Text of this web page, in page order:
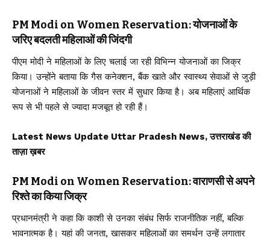
PM Modi on Women Reservation: योजनाओं के
जरिए बदलती महिलाओं की जिंदगी
पीएम मोदी ने महिलाओं के लिए चलाई जा रही विभिन्न योजनाओं का जिक्र
किया। उन्होंने बताया कि गैस कनेक्शन, बैंक खाते और स्वास्थ्य सेवाओं से जुड़ी
योजनाओं ने महिलाओं के जीवन स्तर में सुधार किया है। अब महिलाएं आर्थिक
रूप से भी पहले से ज्यादा मजबूत हो रही हैं।
Latest News Update Uttar Pradesh News, उत्तराखंड की
ताज़ा ख़बर
PM Modi on Women Reservation: वाराणसी से अपने
रिश्ते का किया जिक्र
प्रधानमंत्री ने कहा कि काशी से उनका संबंध सिर्फ राजनीतिक नहीं, बल्कि
भावनात्मक है। यहां की जनता, खासकर महिलाओं का समर्थन उन्हें लगातार